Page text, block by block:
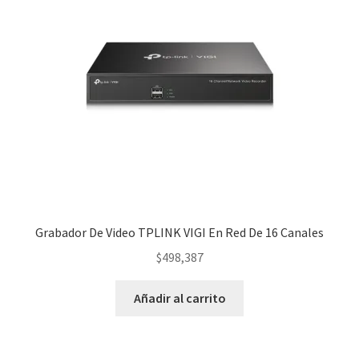
Grabador De Video TPLINK VIGI En Red De 16 Canales
$498,387
Añadir al carrito